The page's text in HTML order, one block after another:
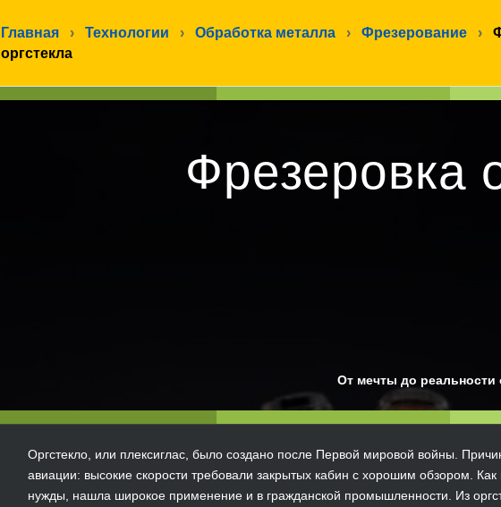
Главная › Технологии › Обработка металла › Фрезерование ›
оргстекла
Фрезеровка
От мечты до реальности
Оргстекло, или плексиглас, было создано после Первой мировой войны.
авиации: высокие скорости требовали закрытых кабин с хорошим обзором.
нужды, нашла широкое применение и в гражданской промышленности. Из